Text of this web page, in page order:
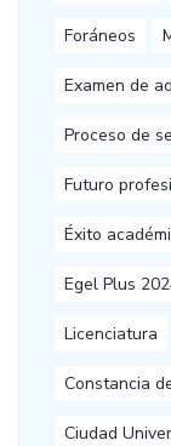
Foráneos
Examen de
Proceso de
Futuro
Éxito
Egel Plus
Licenciatura
Constancia
Ciudad